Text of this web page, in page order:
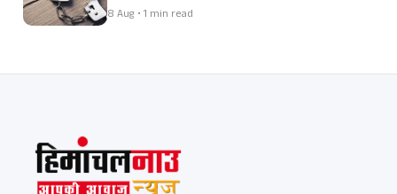
8 Aug • 1 min read